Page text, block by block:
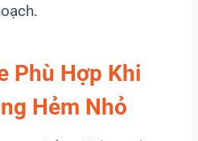
Phù Hợp Khi
Hẻm Nhỏ